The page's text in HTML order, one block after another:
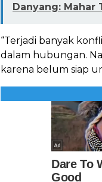
Danyang: Mahar
“Terjadi banyak
dalam hubungan.
karena belum siap